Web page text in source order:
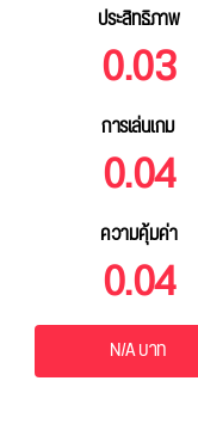
ประสิทธิภาพ
0.03
การเล่นเกม
0.04
ความคุ้มค่า
0.04
N/A บาท